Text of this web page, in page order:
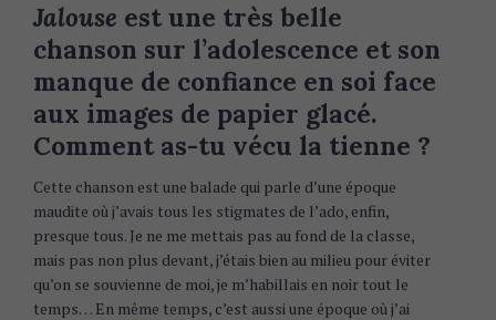
Jalouse est une très belle
chanson sur l’adolescence et son
manque de confiance en soi face
aux images de papier glacé.
Comment as-tu vécu la tienne ?
Cette chanson est une balade qui parle d’une époque
maudite où j’avais tous les stigmates de l’ado, enfin,
presque tous. Je ne me mettais pas au fond de la classe,
mais pas non plus devant, j’étais bien au milieu pour éviter
qu’on se souvienne de moi, je m’habillais en noir tout le
temps… En même temps, c’est aussi une époque où j’ai